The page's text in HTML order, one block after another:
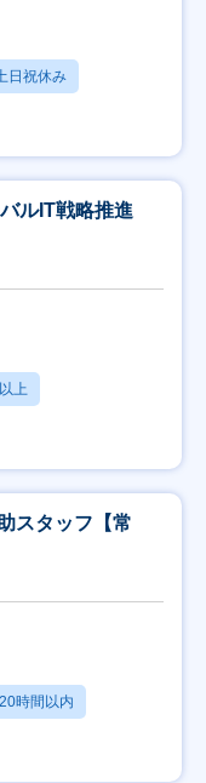
日祝休み
ルIT戦略推進
上
スタッフ【常
時間以内